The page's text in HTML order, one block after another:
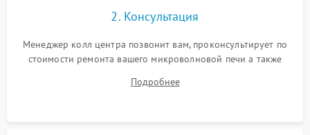
2. Консультация
Менеджер колл центра позвонит вам, проконсультирует по
стоимости ремонта вашего микроволновой печи а также
Подробнее